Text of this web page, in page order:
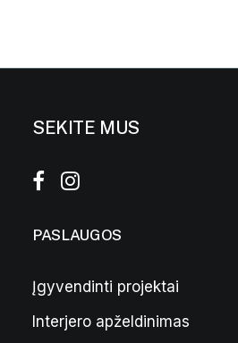
Kvepianti cilindrinė žvakė Cherry
SEKITE MUS
PASLAUGOS
Įgyvendinti projektai
Interjero apželdinimas